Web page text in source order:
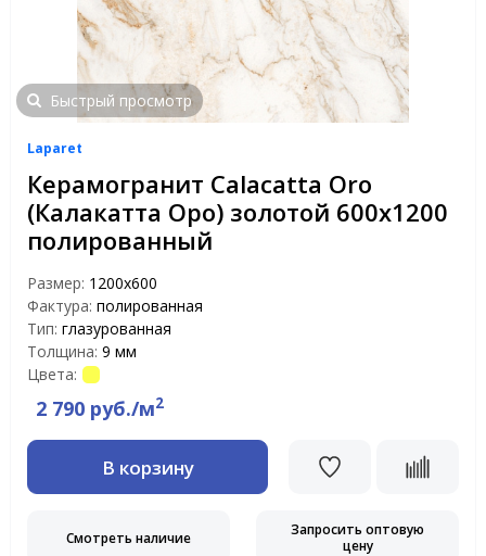
Быстрый просмотр
Laparet
Керамогранит Calacatta Oro
(Калакатта Оро) золотой 600x1200
полированный
Размер: 1200x600
Фактура: полированная
Тип: глазурованная
Толщина: 9 мм
Цвета:
2 790 руб./м2
В корзину
Смотреть наличие
Запросить оптовую
цену